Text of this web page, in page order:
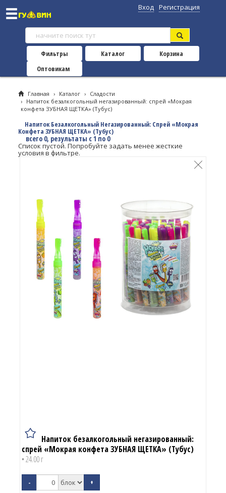
Вход Регистрация
Фильтры Каталог
Корзина
Оптовикам
Главная › Каталог ›
Сладости
›
Напиток безалкогольный негазированный: спрей «Мокрая
конфета ЗУБНАЯ ЩЕТКА» (Тубус)
Напиток Безалкогольный Негазированный: Спрей «Мокрая
Конфета ЗУБНАЯ ЩЕТКА» (Тубус)
всего 0, результаты с 1 по 0
Список пустой. Попробуйте задать менее жесткие
условия в фильтре.
Напиток безалкогольный негазированный:
спрей «Мокрая конфета ЗУБНАЯ ЩЕТКА» (Тубус)
• 24.00 г
- +